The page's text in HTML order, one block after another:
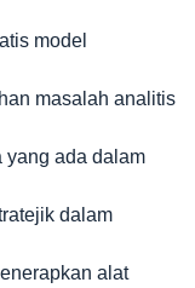
model
masalah analitis
yang ada dalam
dalam
alat